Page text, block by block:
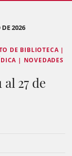
2026
DE BIBLIOTECA |
| NOVEDADES
27 de